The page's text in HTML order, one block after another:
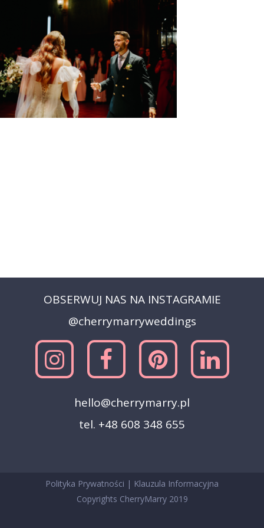
OBSERWUJ NAS NA INSTAGRAMIE
@cherrymarryweddings
hello@cherrymarry.pl
tel. +48 608 348 655
Polityka Prywatności | Klauzula Informacyjna
Copyrights CherryMarry 2019